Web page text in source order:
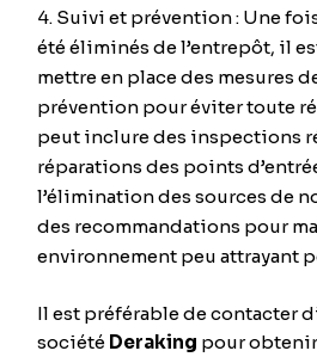
Suivi et prévention : Une
été éliminés de l’entrepôt, il
mettre en place des mesures
prévention pour éviter toute
peut inclure des inspections
réparations des points
l’élimination des sources de
des recommandations pour
environnement peu attrayant
Il est préférable de contacter
société Deraking pour